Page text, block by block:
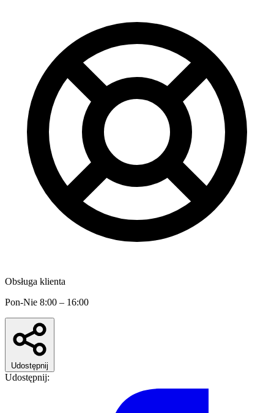
Obsługa klienta
Pon-Nie 8:00 – 16:00
Udostępnij
Udostępnij: